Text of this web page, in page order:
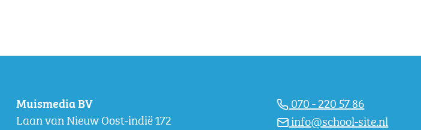
Muismedia BV
Laan van Nieuw Oost-indië 172
070 - 220 57 86
info@school-site.nl